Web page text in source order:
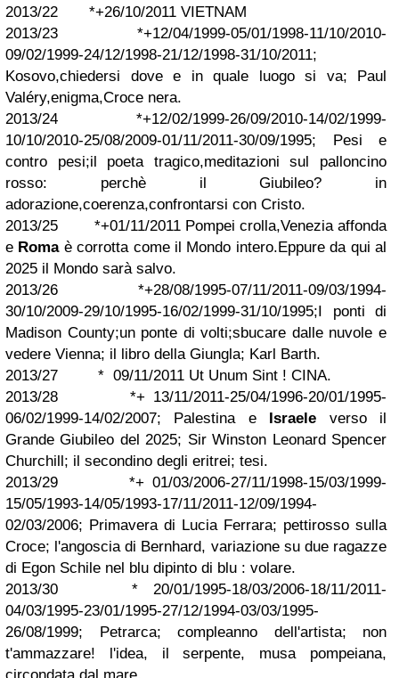
2013/22 *+26/10/2011 VIETNAM
2013/23 *+12/04/1999-05/01/1998-11/10/2010-
09/02/1999-24/12/1998-21/12/1998-31/10/2011;
Kosovo,chiedersi dove e in quale luogo si va; Paul
Valéry,enigma,Croce nera.
2013/24 *+12/02/1999-26/09/2010-14/02/1999-
10/10/2010-25/08/2009-01/11/2011-30/09/1995; Pesi e
contro pesi;il poeta tragico,meditazioni sul palloncino
rosso: perchè il Giubileo? in
adorazione,coerenza,confrontarsi con Cristo.
2013/25 *+01/11/2011 Pompei crolla,Venezia affonda
e Romaè corrotta come il Mondo intero.Eppure da qui al
2025 il Mondo sarà salvo.
2013/26 *+28/08/1995-07/11/2011-09/03/1994-
30/10/2009-29/10/1995-16/02/1999-31/10/1995;I ponti di
Madison County;un ponte di volti;sbucare dalle nuvole e
vedere Vienna; il libro della Giungla; Karl Barth.
2013/27 * 09/11/2011 Ut Unum Sint ! CINA.
2013/28 *+ 13/11/2011-25/04/1996-20/01/1995-
06/02/1999-14/02/2007; Palestina e Israele verso il
Grande Giubileo del 2025; Sir Winston Leonard Spencer
Churchill; il secondino degli eritrei; tesi.
2013/29 *+ 01/03/2006-27/11/1998-15/03/1999-
15/05/1993-14/05/1993-17/11/2011-12/09/1994-
02/03/2006; Primavera di Lucia Ferrara; pettirosso sulla
Croce; l'angoscia di Bernhard, variazione su due ragazze
di Egon Schile nel blu dipinto di blu : volare.
2013/30 * 20/01/1995-18/03/2006-18/11/2011-
04/03/1995-23/01/1995-27/12/1994-03/03/1995-
26/08/1999; Petrarca; compleanno dell'artista; non
t'ammazzare! l'idea, il serpente, musa pompeiana,